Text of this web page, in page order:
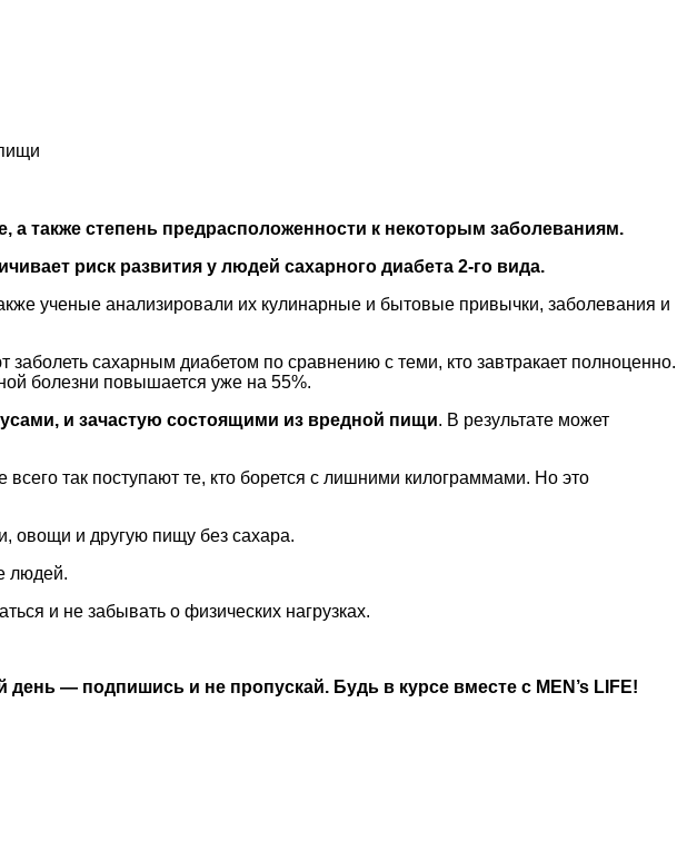
также степень предрасположенности к некоторым заболеваниям.
риск развития у людей сахарного диабета 2-го вида.
ученые анализировали их кулинарные и бытовые привычки, заболевания и
сахарным диабетом по сравнению с теми, кто завтракает полноценно.
болезни повышается уже на 55%.
и зачастую состоящими из вредной пищи. В результате может
так поступают те, кто борется с лишними килограммами. Но это
овощи и другую пищу без сахара.
людей.
и не забывать о физических нагрузках.
— подпишись и не пропускай. Будь в курсе вместе с MEN’s LIFE!